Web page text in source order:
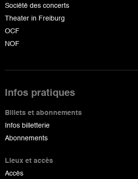
Société des concerts
Theater in Freiburg
OCF
NOF
Infos pratiques
Billets et abonnements
Infos billetterie
Abonnements
Lieux et accès
Accès